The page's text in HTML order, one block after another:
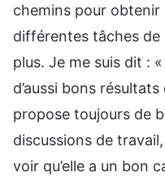
chemins pour obtenir
différentes tâches de
plus. Je me suis dit :
d’aussi bons
propose toujours de
discussions de
voir qu’elle a un bon